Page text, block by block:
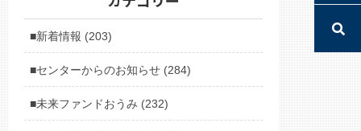
■新着情報 (203)
■センターからのお知らせ (284)
■未来ファンドおうみ (232)